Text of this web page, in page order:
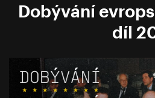
Dobývání
díl